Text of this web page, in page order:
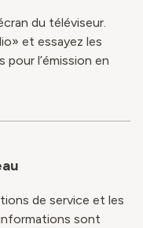
du téléviseur.
et essayez les
l’émission en
de service et les
sont